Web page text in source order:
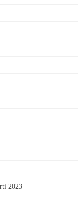
2023